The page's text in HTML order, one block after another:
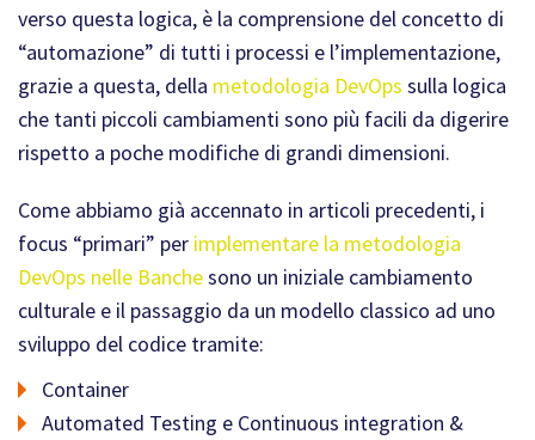
verso questa logica, è la comprensione del concetto di
“automazione” di tutti i processi e l’implementazione,
grazie a questa, della metodologia DevOps sulla logica
che tanti piccoli cambiamenti sono più facili da digerire
rispetto a poche modifiche di grandi dimensioni.
Come abbiamo già accennato in articoli precedenti, i
focus “primari” per implementare la metodologia
DevOps nelle Banchesono un iniziale cambiamento
culturale e il passaggio da un modello classico ad uno
sviluppo del codice tramite:
Container
Automated Testing e Continuous integration &